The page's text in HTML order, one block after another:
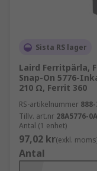
Sista RS lager
Laird Ferritpärla,
Snap-On 5776-
210 Ω, Ferrit 360
RS-artikelnummer
Tillv. art.nr 28A5776-
Antal (1 enhet)
97,02 kr(exkl.
Antal